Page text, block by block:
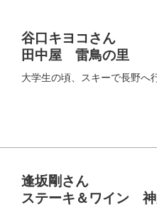
谷口キヨコさん
田中屋 雷鳥の里
大学生の頃、スキーで長野へ
逢坂剛さん
ステーキ＆ワイン